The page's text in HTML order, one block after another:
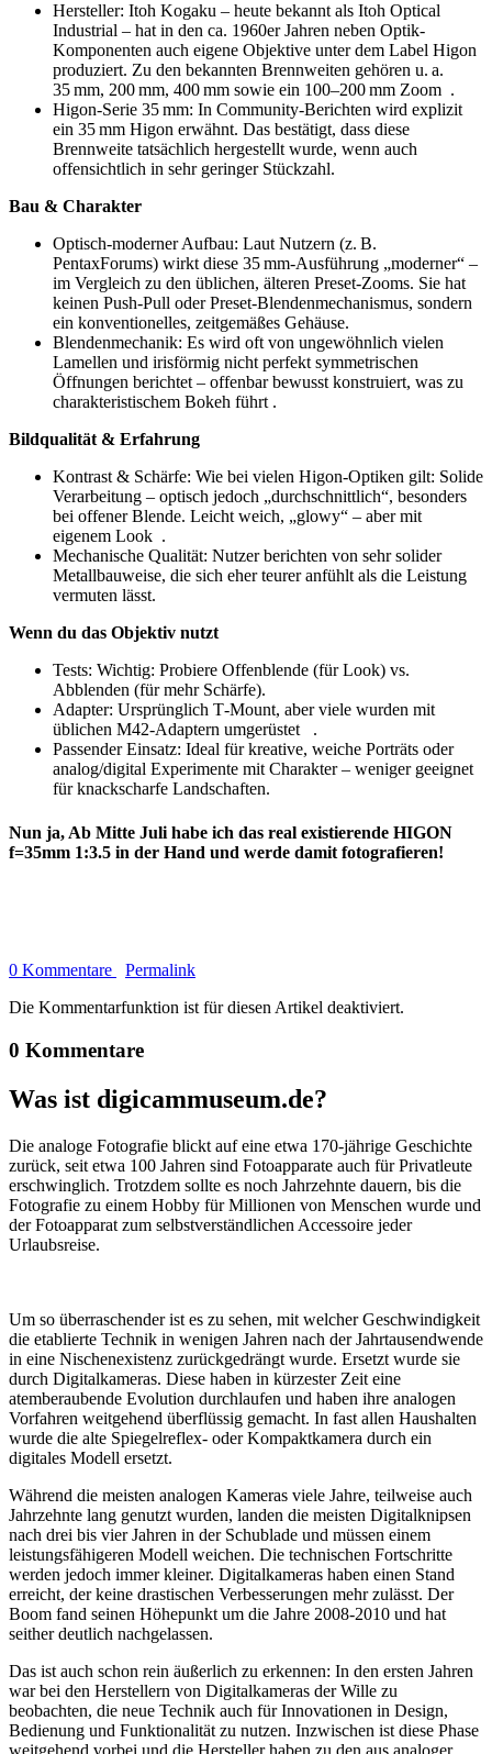
Hersteller: Itoh Kogaku – heute bekannt als Itoh Optical
Industrial – hat in den ca. 1960er Jahren neben Optik-
Komponenten auch eigene Objektive unter dem Label Higon
produziert. Zu den bekannten Brennweiten gehören u. a.
35 mm, 200 mm, 400 mm sowie ein 100–200 mm Zoom .
Higon‑Serie 35 mm: In Community-Berichten wird explizit
ein 35 mm Higon erwähnt. Das bestätigt, dass diese
Brennweite tatsächlich hergestellt wurde, wenn auch
offensichtlich in sehr geringer Stückzahl.
Bau & Charakter
Optisch-moderner Aufbau: Laut Nutzern (z. B.
PentaxForums) wirkt diese 35 mm-Ausführung „moderner“ –
im Vergleich zu den üblichen, älteren Preset-Zooms. Sie hat
keinen Push-Pull oder Preset-Blendenmechanismus, sondern
ein konventionelles, zeitgemäßes Gehäuse.
Blendenmechanik: Es wird oft von ungewöhnlich vielen
Lamellen und irisförmig nicht perfekt symmetrischen
Öffnungen berichtet – offenbar bewusst konstruiert, was zu
charakteristischem Bokeh führt .
Bildqualität & Erfahrung
Kontrast & Schärfe: Wie bei vielen Higon‑Optiken gilt: Solide
Verarbeitung – optisch jedoch „durchschnittlich“, besonders
bei offener Blende. Leicht weich, „glowy“ – aber mit
eigenem Look .
Mechanische Qualität: Nutzer berichten von sehr solider
Metallbauweise, die sich eher teurer anfühlt als die Leistung
vermuten lässt.
Wenn du das Objektiv nutzt
Tests: Wichtig: Probiere Offenblende (für Look) vs.
Abblenden (für mehr Schärfe).
Adapter: Ursprünglich T‑Mount, aber viele wurden mit
üblichen M42-Adaptern umgerüstet .
Passender Einsatz: Ideal für kreative, weiche Porträts oder
analog/digital Experimente mit Charakter – weniger geeignet
für knackscharfe Landschaften.
Nun ja, Ab Mitte Juli habe ich das real existierende HIGON
f=35mm 1:3.5 in der Hand und werde damit fotografieren!
0 Kommentare
Permalink
Die Kommentarfunktion ist für diesen Artikel deaktiviert.
0 Kommentare
Was ist digicammuseum.de?
Die analoge Fotografie blickt auf eine etwa 170-jährige Geschichte
zurück, seit etwa 100 Jahren sind Fotoapparate auch für Privatleute
erschwinglich. Trotzdem sollte es noch Jahrzehnte dauern, bis die
Fotografie zu einem Hobby für Millionen von Menschen wurde und
der Fotoapparat zum selbstverständlichen Accessoire jeder
Urlaubsreise.
Um so überraschender ist es zu sehen, mit welcher Geschwindigkeit
die etablierte Technik in wenigen Jahren nach der Jahrtausendwende
in eine Nischenexistenz zurückgedrängt wurde. Ersetzt wurde sie
durch Digitalkameras. Diese haben in kürzester Zeit eine
atemberaubende Evolution durchlaufen und haben ihre analogen
Vorfahren weitgehend überflüssig gemacht. In fast allen Haushalten
wurde die alte Spiegelreflex- oder Kompaktkamera durch ein
digitales Modell ersetzt.
Während die meisten analogen Kameras viele Jahre, teilweise auch
Jahrzehnte lang genutzt wurden, landen die meisten Digitalknipsen
nach drei bis vier Jahren in der Schublade und müssen einem
leistungsfähigeren Modell weichen. Die technischen Fortschritte
werden jedoch immer kleiner. Digitalkameras haben einen Stand
erreicht, der keine drastischen Verbesserungen mehr zulässt. Der
Boom fand seinen Höhepunkt um die Jahre 2008-2010 und hat
seither deutlich nachgelassen.
Das ist auch schon rein äußerlich zu erkennen: In den ersten Jahren
war bei den Herstellern von Digitalkameras der Wille zu
beobachten, die neue Technik auch für Innovationen in Design,
Bedienung und Funktionalität zu nutzen. Inzwischen ist diese Phase
weitgehend vorbei und die Hersteller haben zu den aus analoger